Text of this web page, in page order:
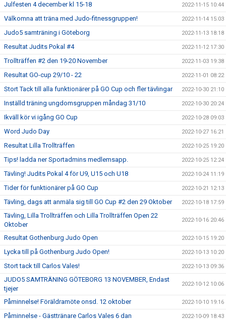
Julfesten 4 december kl 15-18 2022-11-15 10:44
Välkomna att träna med Judo-fitnessgruppen! 2022-11-14 15:03
Judo5 samträning i Göteborg 2022-11-13 18:18
Resultat Judits Pokal #4 2022-11-12 17:30
Trollträffen #2 den 19-20 November 2022-11-03 19:38
Resultat GO-cup 29/10 - 22 2022-11-01 08:22
Stort Tack till alla funktionärer på GO Cup och fler tävlingar 2022-10-30 21:10
Inställd träning ungdomsgruppen måndag 31/10 2022-10-30 20:24
Ikväll kör vi igång GO Cup 2022-10-28 09:03
Word Judo Day 2022-10-27 16:21
Resultat Lilla Trollträffen 2022-10-25 19:20
Tips! ladda ner Sportadmins medlemsapp. 2022-10-25 12:24
Tävling! Judits Pokal 4 för U9, U15 och U18 2022-10-24 11:19
Tider för funktionärer på GO Cup 2022-10-21 12:13
Tävling, dags att anmäla sig till GO Cup #2 den 29 Oktober 2022-10-18 17:59
Tävling, Lilla Trollträffen och Lilla Trollträffen Open 22
Oktober
2022-10-16 20:46
Resultat Gothenburg Judo Open 2022-10-15 19:20
Lycka till på Gothenburg Judo Open! 2022-10-13 10:20
Stort tack till Carlos Vales! 2022-10-13 09:36
JUDO5 SAMTRÄNING GÖTEBORG 13 NOVEMBER, Endast
tjejer
2022-10-12 10:06
Påminnelse! Föräldramöte onsd. 12 oktober 2022-10-10 19:16
Påminnelse - Gästtränare Carlos Vales 6 dan 2022-10-09 18:43